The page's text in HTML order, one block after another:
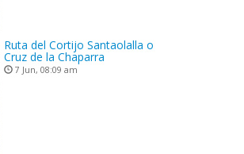
Ruta del Cortijo Santaolalla o
Cruz de la Chaparra
7 Jun, 08:09 am